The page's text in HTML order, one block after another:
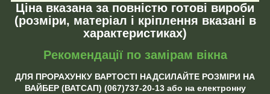
Ціна вказана за повністю готові вироби
(розміри, матеріал і кріплення вказані в
характеристиках)
Рекомендації по замірам вікна
ДЛЯ ПРОРАХУНКУ ВАРТОСТІ НАДСИЛАЙТЕ РОЗМІРИ НА
ВАЙБЕР (ВАТСАП) (067)737-20-13 або на електронну